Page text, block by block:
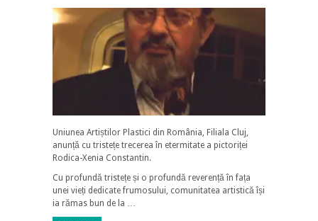
Uniunea Artiștilor Plastici din România, Filiala Cluj,
anunță cu tristețe trecerea în etermitate a pictoriței
Rodica-Xenia Constantin.
Cu profundă tristețe și o profundă reverență în fața
unei vieți dedicate frumosului, comunitatea artistică își
ia rămas bun de la …